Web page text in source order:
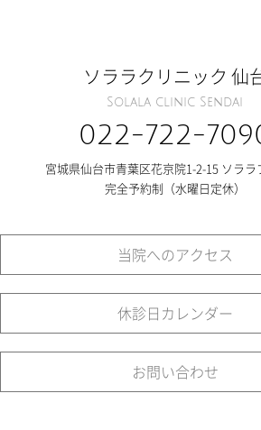
ソララクリニック 仙
Solala clinic Sendai
022-722-
宮城県仙台市青葉区花京院1-2-15 ソララ
完全予約制（水曜日定休）
当院へのアクセス
休診日カレンダー
お問い合わせ